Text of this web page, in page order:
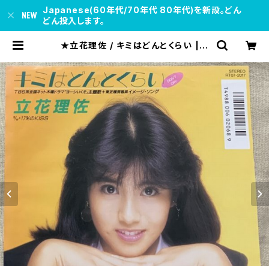
Japanese(60年代/70年代 80年代)を新設。どん
どん投入します。
★立花理佐 / キミはどんとくらい | s